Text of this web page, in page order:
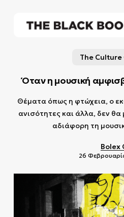
The Culture
Όταν η μουσική
Θέματα όπως η φτώχεια, ο
ανισότητες και άλλα, δεν
αδιάφορη τη
Bolex
26